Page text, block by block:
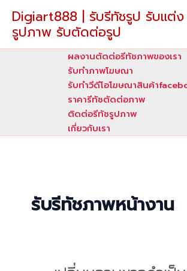
content
Digiart888 | รับรีทัชรูป รับแต่ง
รูปภาพ รับตัดต่อรูป
ผลงานตัดต่อรีทัชภาพของเรา
รับทําภาพโฆษณา
รับทำวีดีโอโฆษณาสินค้า
ราคารีทัชตัดต่อภาพ
ติดต่อรีทัชรูปภาพ
เกี่ยวกับเรา
รับรีทัชภาพหน้างาน